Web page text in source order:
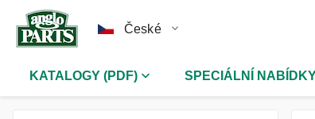
České
KATALOGY (PDF) SPECIÁLNÍ